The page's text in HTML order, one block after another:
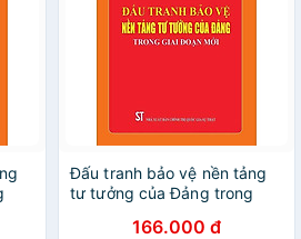
Đấu tranh bảo vệ nền tảng
tư tưởng của Đảng trong
166.000 đ